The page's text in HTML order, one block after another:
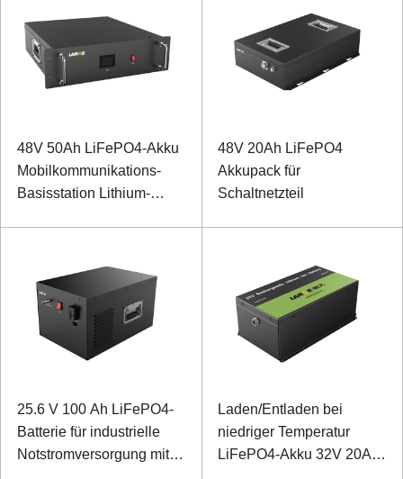
48V 50Ah LiFePO4-Akku
Mobilkommunikations-
Basisstation Lithium-
48V 20Ah LiFePO4
Akkupack für
Schaltnetzteil
25.6 V 100 Ah LiFePO4-
Batterie für industrielle
Notstromversorgung mit
Laden/Entladen bei
niedriger Temperatur
LiFePO4-Akku 32V 20Ah